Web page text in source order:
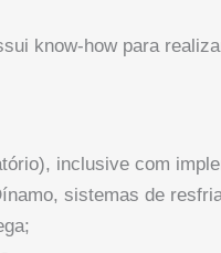
know-how para
inclusive com
sistemas de